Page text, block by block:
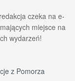
czeka na e-
miejsce na
wydarzeń!
z Pomorza